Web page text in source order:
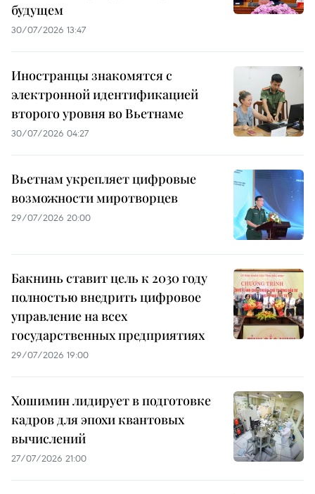
будущем
30/07/2026 13:47
Иностранцы знакомятся с
электронной идентификацией
второго уровня во Вьетнаме
30/07/2026 04:27
Вьетнам укрепляет цифровые
возможности миротворцев
29/07/2026 20:00
Бакнинь ставит цель к 2030 году
полностью внедрить цифровое
управление на всех
государственных предприятиях
29/07/2026 19:00
Хошимин лидирует в подготовке
кадров для эпохи квантовых
вычислений
27/07/2026 21:00